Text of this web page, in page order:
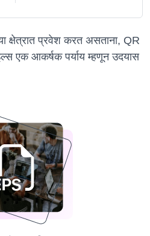
क्षेत्रात प्रवेश करत असताना, QR
एक आकर्षक पर्याय म्हणून उदयास